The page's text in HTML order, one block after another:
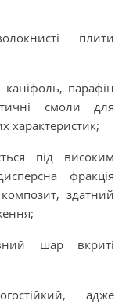
плити
парафін
смоли для
характеристик;
під високим
фракція
здатний
шар вкриті
адже